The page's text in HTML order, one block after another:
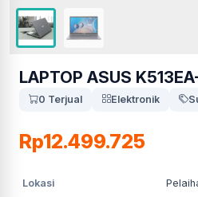
LAPTOP ASUS
0 Terjual Elektronik
Rp12.499.725
Lokasi